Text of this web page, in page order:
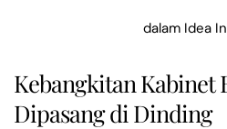
dalam Idea
Kebangkitan Kabinet
Dipasang di Dinding